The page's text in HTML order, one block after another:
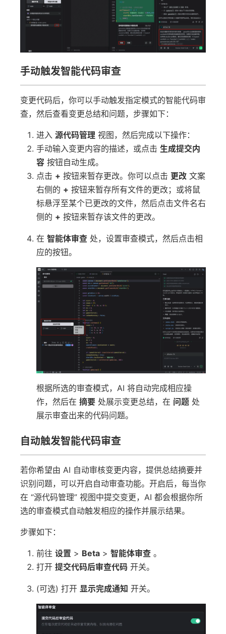
手动触发智能代码审查
变更代码后，你可以手动触发指定模式的智能代码审
查，然后查看变更总结和问题，步骤如下：
进入 源代码管理 视图，然后完成以下操作：
手动输入变更内容的描述，或点击 生成提交内
容 按钮自动生成。
点击 + 按钮来暂存更改。你可以点击 更改 文案
右侧的 + 按钮来暂存所有文件的更改；或将鼠
标悬浮至某个已更改的文件，然后点击文件名右
侧的 + 按钮来暂存该文件的更改。
在 智能体审查 处，设置审查模式，然后点击相
应的按钮。
根据所选的审查模式，AI 将自动完成相应操
作，然后在 摘要 处展示变更总结，在 问题 处
展示审查出来的代码问题。
自动触发智能代码审查
若你希望由 AI 自动审核变更内容，提供总结摘要并
识别问题，可以开启自动审查功能。开启后，每当你
在 “源代码管理” 视图中提交变更，AI 都会根据你所
选的审查模式自动触发相应的操作并展示结果。
步骤如下：
前往 设置 > Beta > 智能体审查 。
打开 提交代码后审查代码 开关。
(可选) 打开 显示完成通知 开关。